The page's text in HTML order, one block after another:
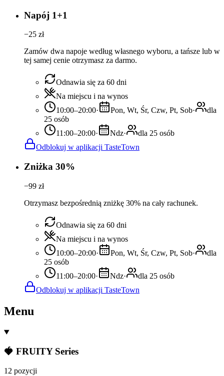
Napój 1+1
−25 zł
Zamów dwa napoje według własnego wyboru, a tańsze lub w
tej samej cenie otrzymasz za darmo.
Odnawia się za 60 dni
Na miejscu i na wynos
10:00–20:00· Pon, Wt, Śr, Czw, Pt, Sob·
dla
25 osób
11:00–20:00· Ndz·
dla 25 osób
Odblokuj w aplikacji TasteTown
Zniżka 30%
−99 zł
Otrzymasz bezpośrednią zniżkę 30% na cały rachunek.
Odnawia się za 60 dni
Na miejscu i na wynos
10:00–20:00· Pon, Wt, Śr, Czw, Pt, Sob·
dla
25 osób
11:00–20:00· Ndz·
dla 25 osób
Odblokuj w aplikacji TasteTown
Menu
🍓 FRUITY Series
12 pozycji